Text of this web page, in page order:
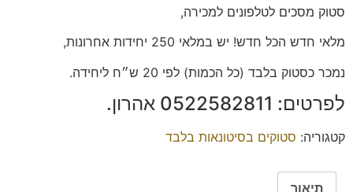
סטוק מסכים לטלפונים למכירה,
מלאי חדש הכל חדש! יש במלאי 250 יחידות אחרונות,
נמכר כסטוק בלבד (כל הכמות) לפי 20 ש״ח ליחידה.
לפרטים: 0522582811 אהרון.
קטגוריה: סטוקים בסיטונאות בלבד
תיאור